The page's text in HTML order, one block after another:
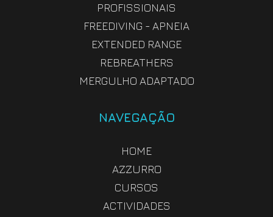
NAVEGAÇÃO
HOME
AZZURRO
CURSOS
ACTIVIDADES
PROFISSIONAIS
FREEDIVING - APNEIA
EXTENDED RANGE
REBREATHERS
MERGULHO ADAPTADO